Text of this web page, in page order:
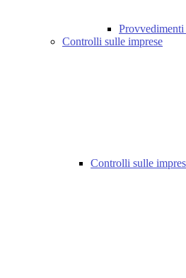
Controlli sulle imprese
Controlli sulle